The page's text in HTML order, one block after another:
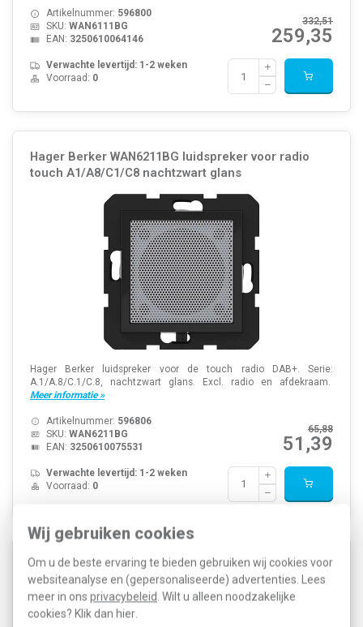
Wij gebruiken cookies
Om u de beste ervaring te bieden gebruiken wij cookies voor
websiteanalyse en (gepersonaliseerde) advertenties. Lees
meer in ons privacybeleid . Wilt u alleen noodzakelijke
cookies? Klik dan hier
332,51
259,35
Artikelnummer: 596800
SKU: WAN6111BG
EAN: 3250610064146
Verwachte levertijd: 1-2 weken
Voorraad: 0
Hager Berker WAN6211BG luidspreker voor radio
touch A1/A8/C1/C8 nachtzwart glans
Hager Berker luidspreker voor de touch radio DAB+. Serie:
A.1/A.8/C.1/C.8, nachtzwart glans. Excl. radio en afdekraam.
Meer informatie »
65,88
51,39
Artikelnummer: 596806
SKU: WAN6211BG
EAN: 3250610075531
Verwachte levertijd: 1-2 weken
Voorraad: 0
Hager Berker WAN6010BG radio touch DAB+ met
luidspreker A1/A8/C1/C8 nachtzwart glans